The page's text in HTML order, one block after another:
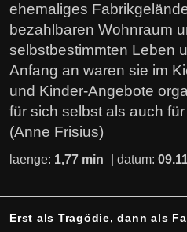
ehemaliges
bezahlbaren Wohnraum
selbstbestimmten Leben
Anfang an waren sie im
und Kinder-Angebote
für sich selbst als auch
(Anne Frisius)
laenge: 1,77 min | datum:
Erst als Tragödie, dann als